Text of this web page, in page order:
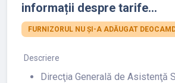
informații despre tarife...
FURNIZORUL NU ȘI-A ADĂUGAT
Descriere
Direcţia Generală de Asistenţă